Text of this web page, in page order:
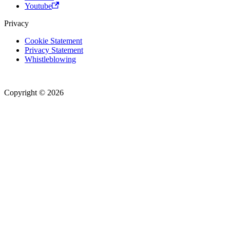
Youtube
Privacy
Cookie Statement
Privacy Statement
Whistleblowing
Copyright © 2026